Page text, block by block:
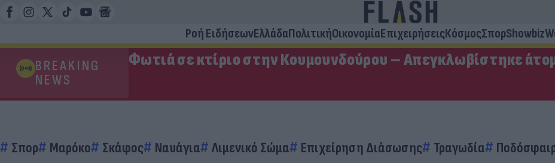
Ροή ΕιδήσεωνΕλλάδαΠολιτικήΟικονομίαΕπιχειρήσειςΚόσμοςΣπορShowbiz
BREAKING
NEWS
Φωτιά σε κτίριο στην Κουμουνδούρου – Απεγκλωβίστηκε
Σπορ Μαρόκο Σκάφος Ναυάγια Λιμενικό Σώμα Επιχείρηση Διάσωσης Τραγωδία